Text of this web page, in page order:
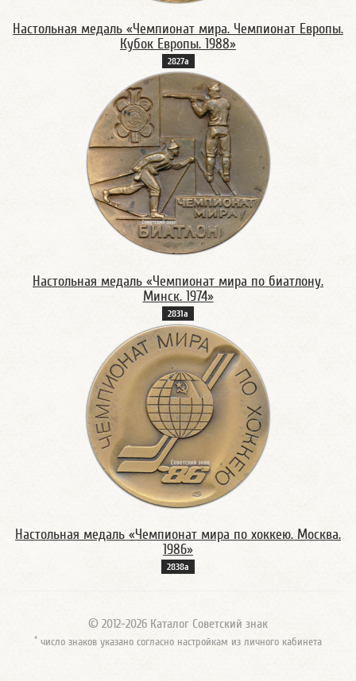
Настольная медаль «Чемпионат мира. Чемпионат Европы.
Кубок Европы. 1988»
2827а
Настольная медаль «Чемпионат мира по биатлону.
Минск. 1974»
2831а
Настольная медаль «Чемпионат мира по хоккею. Москва.
1986»
2838а
© 2012-2026 Каталог Советский знак
* число знаков указано согласно настройкам из личного кабинета